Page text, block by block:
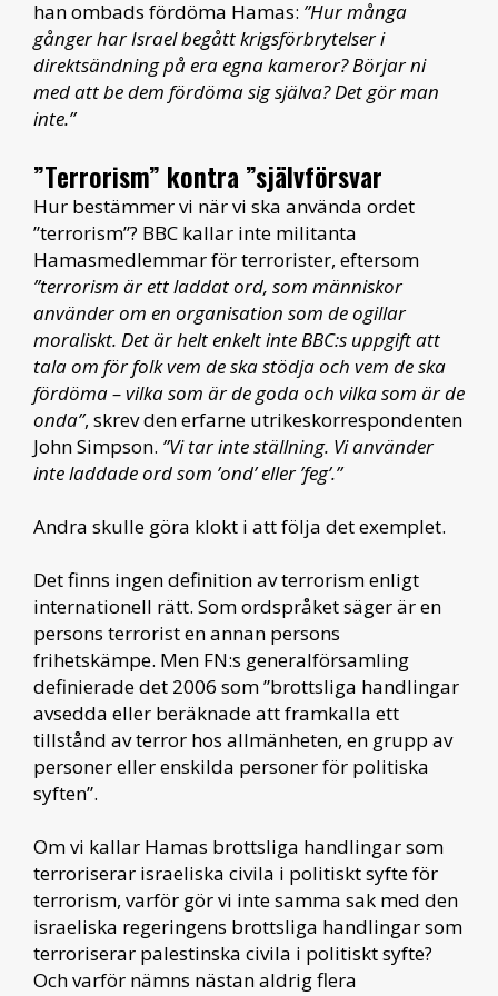
han ombads fördöma Hamas: ”Hur många
gånger har Israel begått krigsförbrytelser i
direktsändning på era egna kameror? Börjar ni
med att be dem fördöma sig själva? Det gör man
inte.”
”Terrorism” kontra ”självförsvar
Hur bestämmer vi när vi ska använda ordet
”terrorism”? BBC kallar inte militanta
Hamasmedlemmar för terrorister, eftersom
”terrorism är ett laddat ord, som människor
använder om en organisation som de ogillar
moraliskt. Det är helt enkelt inte BBC:s uppgift att
tala om för folk vem de ska stödja och vem de ska
fördöma – vilka som är de goda och vilka som är de
onda”, skrev den erfarne utrikeskorrespondenten
John Simpson. ”Vi tar inte ställning. Vi använder
inte laddade ord som ’ond’ eller ’feg’.”
Andra skulle göra klokt i att följa det exemplet.
Det finns ingen definition av terrorism enligt
internationell rätt. Som ordspråket säger är en
persons terrorist en annan persons
frihetskämpe. Men FN:s generalförsamling
definierade det 2006 som ”brottsliga handlingar
avsedda eller beräknade att framkalla ett
tillstånd av terror hos allmänheten, en grupp av
personer eller enskilda personer för politiska
syften”.
Om vi kallar Hamas brottsliga handlingar som
terroriserar israeliska civila i politiskt syfte för
terrorism, varför gör vi inte samma sak med den
israeliska regeringens brottsliga handlingar som
terroriserar palestinska civila i politiskt syfte?
Och varför nämns nästan aldrig flera